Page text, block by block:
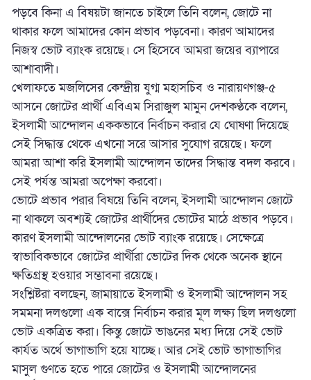
পড়বে কিনা এ বিষয়টা জানতে চাইলে তিনি বলেন, জোটে না
থাকার ফলে আমাদের কোন প্রভাব পড়বেনা। কারণ আমাদের
নিজস্ব ভোট ব্যাংক রয়েছে। সে হিসেবে আমরা জয়ের ব্যাপারে
আশাবাদী।
খেলাফতে মজলিসের কেন্দ্রীয় যুগ্ম মহাসচিব ও নারায়ণগঞ্জ-৫
আসনে জোটের প্রার্থী এবিএম সিরাজুল মামুন দেশকণ্ঠকে বলেন,
ইসলামী আন্দোলন এককভাবে নির্বাচন করার যে ঘোষণা দিয়েছে
সেই সিদ্ধান্ত থেকে এখনো সরে আসার সুযোগ রয়েছে। ফলে
আমরা আশা করি ইসলামী আন্দোলন তাদের সিদ্ধান্ত বদল করবে।
সেই পর্যন্ত আমরা অপেক্ষা করবো।
ভোটে প্রভাব পরার বিষয়ে তিনি বলেন, ইসলামী আন্দোলন জোটে
না থাকলে অবশ্যই জোটের প্রার্থীদের ভোটের মাঠে প্রভাব পড়বে।
কারণ ইসলামী আন্দোলনের ভোট ব্যাংক রয়েছে। সেক্ষেত্রে
স্বাভাবিকভাবে জোটের প্রার্থীরা ভোটের দিক থেকে অনেক স্থানে
ক্ষতিগ্রস্থ হওয়ার সম্ভাবনা রয়েছে।
সংশ্লিষ্টরা বলছেন, জামায়াতে ইসলামী ও ইসলামী আন্দোলন সহ
সমমনা দলগুলো এক বাক্সে নির্বাচন করার মূল লক্ষ্য ছিল দলগুলো
ভোট একত্রিত করা। কিন্তু জোটে ভাঙনের মধ্য দিয়ে সেই ভোট
কার্যত অর্থে ভাগাভাগি হয়ে যাচ্ছে। আর সেই ভোট ভাগাভাগির
মাসুল গুণতে হতে পারে জোটের ও ইসলামী আন্দোলনের